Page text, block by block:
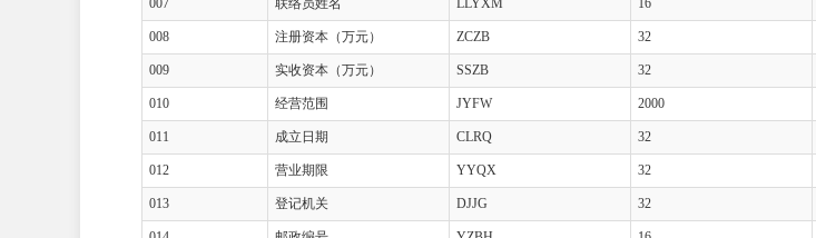
007 联络员姓名 LLYXM 16
008 注册资本（万元） ZCZB 32
009 实收资本（万元） SSZB 32
010 经营范围 JYFW 2000
011 成立日期 CLRQ 32
012 营业期限 YYQX 32
013 登记机关 DJJG 32